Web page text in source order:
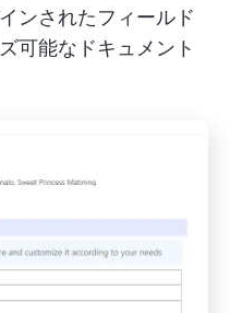
ンされたフィールド
可能なドキュメント